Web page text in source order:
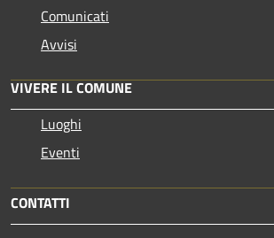
Comunicati
Avvisi
VIVERE IL COMUNE
Luoghi
Eventi
CONTATTI